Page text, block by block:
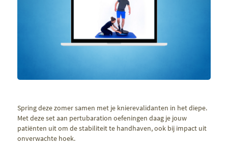
Spring deze zomer samen met je knierevalidanten in het diepe.
Met deze set aan pertubaration oefeningen daag je jouw
patiënten uit om de stabiliteit te handhaven, ook bij impact uit
onverwachte hoek.